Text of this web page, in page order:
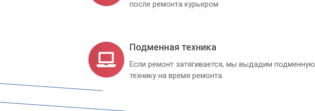
после ремонта курьером
Подменная техника
Если ремонт затягивается, мы выдадим подменную
технику на время ремонта.